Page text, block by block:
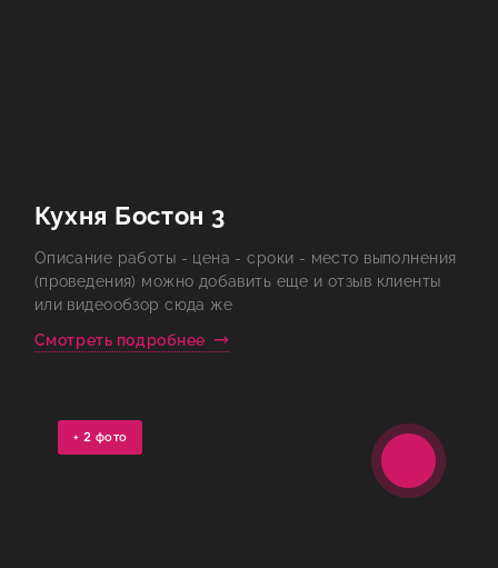
Кухня Бостон 3
Описание работы - цена - сроки - место выполнения
(проведения) можно добавить еще и отзыв клиенты
или видеообзор сюда же
Смотреть подробнее
+ 2 фото